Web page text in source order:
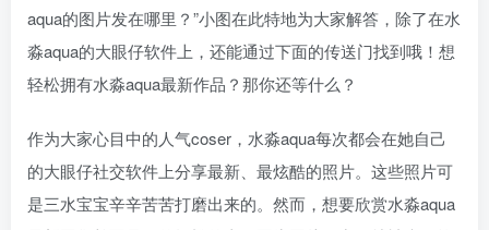
aqua的图片发在哪里？”小图在此特地为大家解答，除了在水
淼aqua的大眼仔软件上，还能通过下面的传送门找到哦！想
轻松拥有水淼aqua最新作品？那你还等什么？
作为大家心目中的人气coser，水淼aqua每次都会在她自己
的大眼仔社交软件上分享最新、最炫酷的照片。这些照片可
是三水宝宝辛辛苦苦打磨出来的。然而，想要欣赏水淼aqua